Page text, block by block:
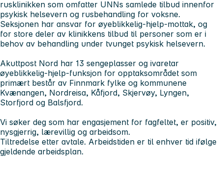
rusklinikken som omfatter UNNs samlede tilbud innenfor
psykisk helsevern og rusbehandling for voksne.
Seksjonen har ansvar for øyeblikkelig-hjelp-mottak, og
for store deler av klinikkens tilbud til personer som er i
behov av behandling under tvunget psykisk helsevern.
Akuttpost Nord har 13 sengeplasser og ivaretar
øyeblikkelig-hjelp-funksjon for opptaksområdet som
primært består av Finnmark fylke og kommunene
Kvænangen, Nordreisa, Kåfjord, Skjervøy, Lyngen,
Storfjord og Balsfjord.
Vi søker deg som har engasjement for fagfeltet, er positiv,
nysgjerrig, lærevillig og arbeidsom.
Tiltredelse etter avtale. Arbeidstiden er til enhver tid ifølge
gjeldende arbeidsplan.